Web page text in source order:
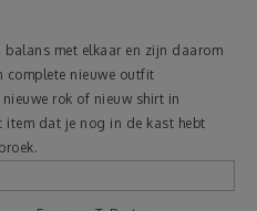
met elkaar en zijn daarom
complete nieuwe outfit
rok of nieuw shirt in
item dat je nog in de kast hebt